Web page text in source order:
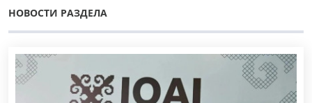
НОВОСТИ РАЗДЕЛА